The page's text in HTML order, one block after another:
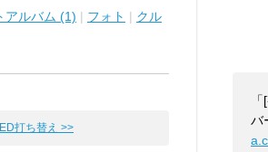
アルバム (1) | フォト | クル
打ち替え >>
バ